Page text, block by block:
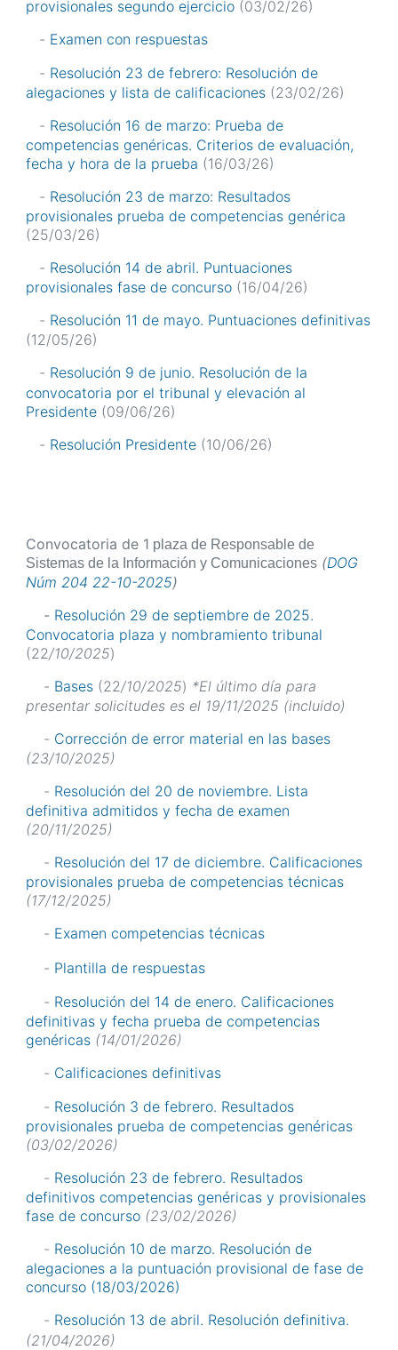
provisionales segundo ejercicio (03/02/26)
- Examen con respuestas
- Resolución 23 de febrero: Resolución de
alegaciones y lista de calificaciones (23/02/26)
- Resolución 16 de marzo: Prueba de
competencias genéricas. Criterios de evaluación,
fecha y hora de la prueba (16/03/26)
- Resolución 23 de marzo: Resultados
provisionales prueba de competencias genérica
(25/03/26)
- Resolución 14 de abril. Puntuaciones
provisionales fase de concurso (16/04/26)
- Resolución 11 de mayo. Puntuaciones definitivas
(12/05/26)
- Resolución 9 de junio. Resolución de la
convocatoria por el tribunal y elevación al
Presidente (09/06/26)
- Resolución Presidente (10/06/26)
Convocatoria de 1 plaza de Responsable de
Sistemas de la Información y Comunicaciones (DOG
Núm 204 22-10-2025)
- Resolución 29 de septiembre de 2025.
Convocatoria plaza y nombramiento tribunal
(22/10/2025)
- Bases (22/10/2025) *El último día para
presentar solicitudes es el 19/11/2025 (incluido)
- Corrección de error material en las bases
(23/10/2025)
- Resolución del 20 de noviembre. Lista
definitiva admitidos y fecha de examen
(20/11/2025)
- Resolución del 17 de diciembre. Calificaciones
provisionales prueba de competencias técnicas
(17/12/2025)
- Examen competencias técnicas
- Plantilla de respuestas
- Resolución del 14 de enero. Calificaciones
definitivas y fecha prueba de competencias
genéricas (14/01/2026)
- Calificaciones definitivas
- Resolución 3 de febrero. Resultados
provisionales prueba de competencias genéricas
(03/02/2026)
- Resolución 23 de febrero. Resultados
definitivos competencias genéricas y provisionales
fase de concurso (23/02/2026)
- Resolución 10 de marzo. Resolución de
alegaciones a la puntuación provisional de fase de
concurso (18/03/2026)
- Resolución 13 de abril. Resolución definitiva.
(21/04/2026)